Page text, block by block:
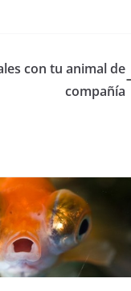
con tu animal de
compañía